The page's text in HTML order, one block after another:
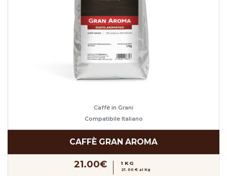
Caffè in Grani
Compatibile Italiano
CAFFÈ GRAN AROMA
21.00€ 1 KG
21.00 € al Kg